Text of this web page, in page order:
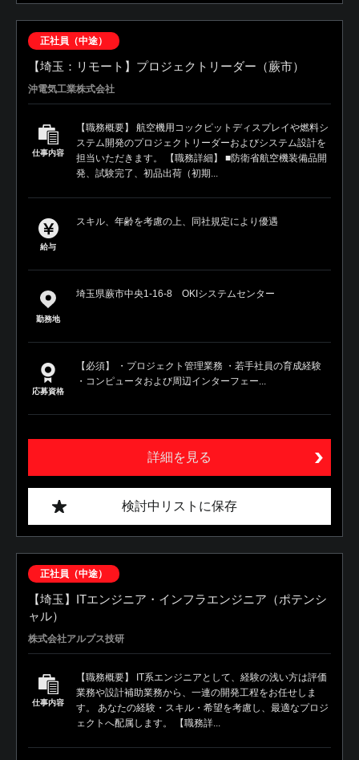
正社員（中途）
【埼玉：リモート】プロジェクトリーダー（蕨市）
沖電気工業株式会社
仕事内容
【職務概要】 航空機用コックピットディスプレイや燃料シ
ステム開発のプロジェクトリーダーおよびシステム設計を
担当いただきます。 【職務詳細】 ■防衛省航空機装備品開
発、試験完了、初品出荷（初期...
給与
スキル、年齢を考慮の上、同社規定により優遇
勤務地
埼玉県蕨市中央1-16-8 OKIシステムセンター
応募資格
【必須】 ・プロジェクト管理業務 ・若手社員の育成経験
・コンピュータおよび周辺インターフェー...
詳細を見る
検討中リストに保存
正社員（中途）
【埼玉】ITエンジニア・インフラエンジニア（ポテンシ
ャル）
株式会社アルプス技研
仕事内容
【職務概要】 IT系エンジニアとして、経験の浅い方は評価
業務や設計補助業務から、一連の開発工程をお任せしま
す。 あなたの経験・スキル・希望を考慮し、最適なプロジ
ェクトへ配属します。 【職務詳...